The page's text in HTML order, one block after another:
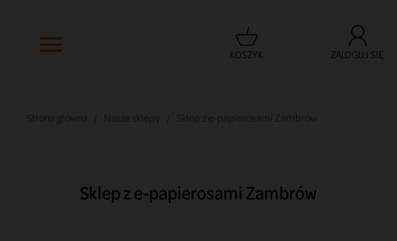
KOSZYK ZALOGUJ SIĘ
Sklep z e-papierosami Zambrów